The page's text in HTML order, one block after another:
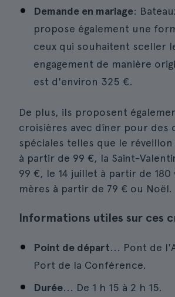
Demande en mariage:
propose également une
ceux qui souhaitent sceller
engagement de manière
est d'environ 325 €.
De plus, ils proposent
croisières avec dîner pour des
spéciales telles que le réveillon
à partir de 99 €, la Saint-
99 €, le 14 juillet à partir de
mères à partir de 79 € ou Noël.
Informations utiles sur ces
Point de départ... Pont de
Port de la Conférence.
Durée... De 1 h 15 à 2 h 15.